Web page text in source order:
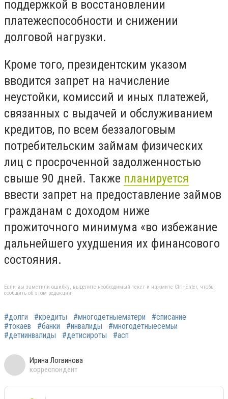
поддержкой в восстановлении
платежеспособности и снижении
долговой нагрузки.
Кроме того, президентским указом
вводится запрет на начисление
неустойки, комиссий и иных платежей,
связанных с выдачей и обслуживанием
кредитов, по всем беззалоговым
потребительским займам физических
лиц с просроченной задолженностью
свыше 90 дней. Также планируется
ввести запрет на предоставление займов
гражданам с доходом ниже
прожиточного минимума «во избежание
дальнейшего ухудшения их финансового
состояния.
Если вы заметили ошибку, выделите необходимый текст и нажмите Ctrl+Enter, чтобы
сообщить об этом редакции
#долги #кредиты #многодетныематери
#списание
#токаев
#банки #инвалиды
#многодетныесемьи
#детиинвалиды
#детисироты #асп
Ирина Логвинова
корреспондент